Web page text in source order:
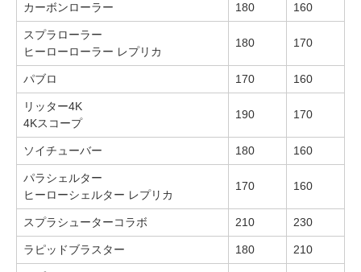
カーボンローラー 180 160
スプラローラー
ヒーローローラー レプリカ
180 170
パブロ 170 160
リッター4K
4Kスコープ
190 170
ソイチューバー 180 160
パラシェルター
ヒーローシェルター レプリカ
170 160
スプラシューターコラボ 210 230
ラピッドブラスター 180 210